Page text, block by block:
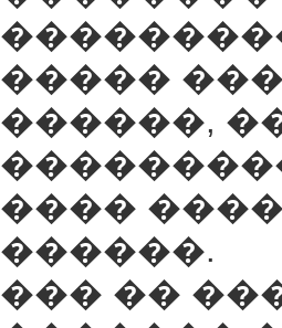
�����
������,
����
������.
��� ��